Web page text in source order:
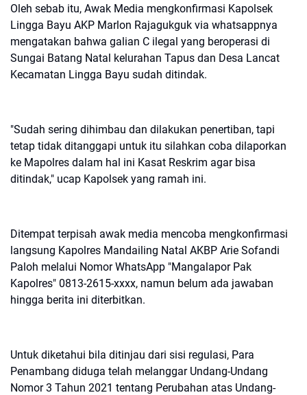
Oleh sebab itu, Awak Media mengkonfirmasi Kapolsek
Lingga Bayu AKP Marlon Rajagukguk via whatsappnya
mengatakan bahwa galian C ilegal yang beroperasi di
Sungai Batang Natal kelurahan Tapus dan Desa Lancat
Kecamatan Lingga Bayu sudah ditindak.
"Sudah sering dihimbau dan dilakukan penertiban, tapi
tetap tidak ditanggapi untuk itu silahkan coba dilaporkan
ke Mapolres dalam hal ini Kasat Reskrim agar bisa
ditindak," ucap Kapolsek yang ramah ini.
Ditempat terpisah awak media mencoba mengkonfirmasi
langsung Kapolres Mandailing Natal AKBP Arie Sofandi
Paloh melalui Nomor WhatsApp "Mangalapor Pak
Kapolres" 0813-2615-xxxx, namun belum ada jawaban
hingga berita ini diterbitkan.
Untuk diketahui bila ditinjau dari sisi regulasi, Para
Penambang diduga telah melanggar Undang-Undang
Nomor 3 Tahun 2021 tentang Perubahan atas Undang-